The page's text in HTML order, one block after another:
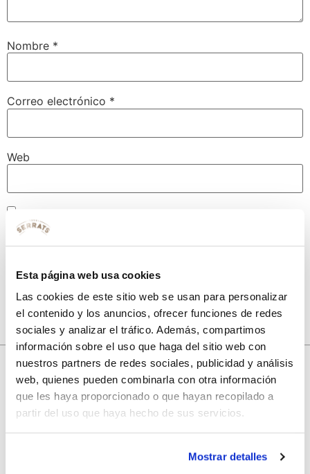
Esta página web usa cookies
Las cookies de este sitio web se usan para personalizar
el contenido y los anuncios, ofrecer funciones de redes
sociales y analizar el tráfico. Además, compartimos
información sobre el uso que haga del sitio web con
nuestros partners de redes sociales, publicidad y análisis
web, quienes pueden combinarla con otra información
que les haya proporcionado o que hayan recopilado a
partir del uso que haya hecho de sus servicios.
Mostrar detalles
Nombre *
Correo electrónico *
Web
Guarda mi nombre, correo electrónico y web en este
navegador para la próxima vez que comente.
10% de descuento
con tu primera compra.